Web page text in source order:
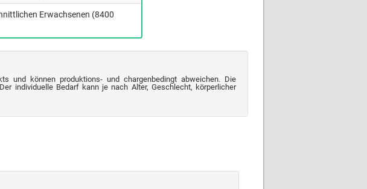
Erwachsenen (8400
und können produktions- und chargenbedingt abweichen. Die
individuelle Bedarf kann je nach Alter, Geschlecht, körperlicher